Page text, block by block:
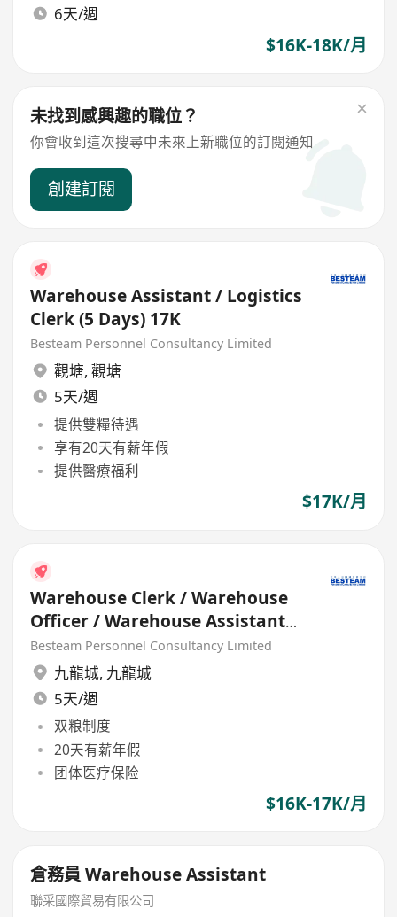
6天/週
$16K-18K/月
未找到感興趣的職位？
你會收到這次搜尋中未來上新職位的訂閱通知
創建訂閱
Warehouse Assistant / Logistics
Clerk (5 Days) 17K
Besteam Personnel Consultancy Limited
觀塘, 觀塘
5天/週
提供雙糧待遇
享有20天有薪年假
提供醫療福利
$17K/月
Warehouse Clerk / Warehouse
Officer / Warehouse Assistant
(16K - 17K) 5 Days
Besteam Personnel Consultancy Limited
九龍城, 九龍城
5天/週
双粮制度
20天有薪年假
团体医疗保险
$16K-17K/月
倉務員 Warehouse Assistant
聯采國際貿易有限公司